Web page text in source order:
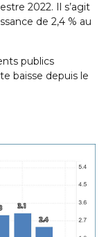
2022. Il s’agit
de 2,4 % au
publics
baisse depuis le